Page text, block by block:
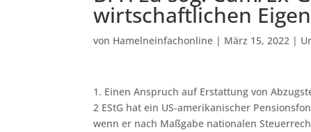
wirtschaftlichen
von Hamelneinfachonline | März 15, 2022 |
1. Einen Anspruch auf Erstattung von
2 EStG hat ein US-amerikanischer
wenn er nach Maßgabe nationalen